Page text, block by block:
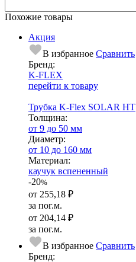
Похожие товары
Акция
В избранное Сравнить
Бренд:
K-FLEX
перейти к товару
Трубка K-Flex SOLAR HT
Тол­щи­на:
от 9 до 50 мм
Диаметр:
от 10 до 160 мм
Ма­­те­­ри­­ал:
каучук вспененный
-20%
от 255,18 ₽
за пог.м.
от 204,14 ₽
за пог.м.
В избранное Сравнить
Бренд: